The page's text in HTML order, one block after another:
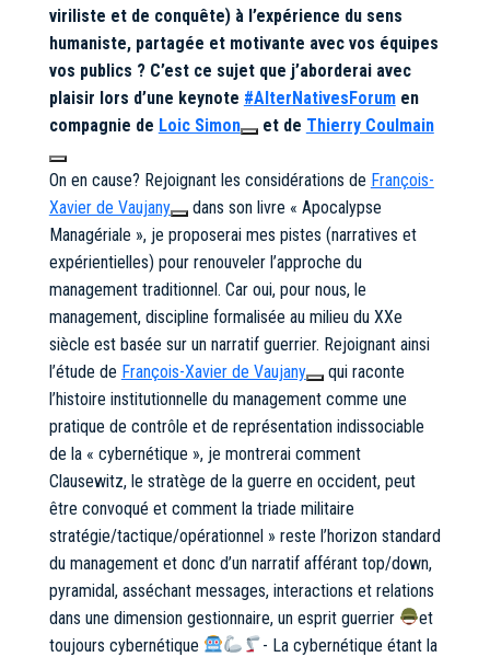
viriliste et de conquête) à l’expérience du sens
humaniste, partagée et motivante avec vos équipes
vos publics ? C’est ce sujet que j’aborderai avec
plaisir lors d’une keynote hashtag
#AlterNativesForumen
compagnie de Loic Simon et de Thierry Coulmain
On en cause? Rejoignant les considérations de François-
Xavier de Vaujany
dans son livre « Apocalypse
Managériale », je proposerai mes pistes (narratives et
expérientielles) pour renouveler l’approche du
management traditionnel. Car oui, pour nous, le
management, discipline formalisée au milieu du XXe
siècle est basée sur un narratif guerrier. Rejoignant ainsi
l’étude de François-Xavier de Vaujany
qui raconte
l’histoire institutionnelle du management comme une
pratique de contrôle et de représentation indissociable
de la « cybernétique », je montrerai comment
Clausewitz, le stratège de la guerre en occident, peut
être convoqué et comment la triade militaire
stratégie/tactique/opérationnel » reste l’horizon standard
du management et donc d’un narratif afférant top/down,
pyramidal, asséchant messages, interactions et relations
dans une dimension gestionnaire, un esprit guerrier
et
toujours cybernétique
- La cybernétique étant la